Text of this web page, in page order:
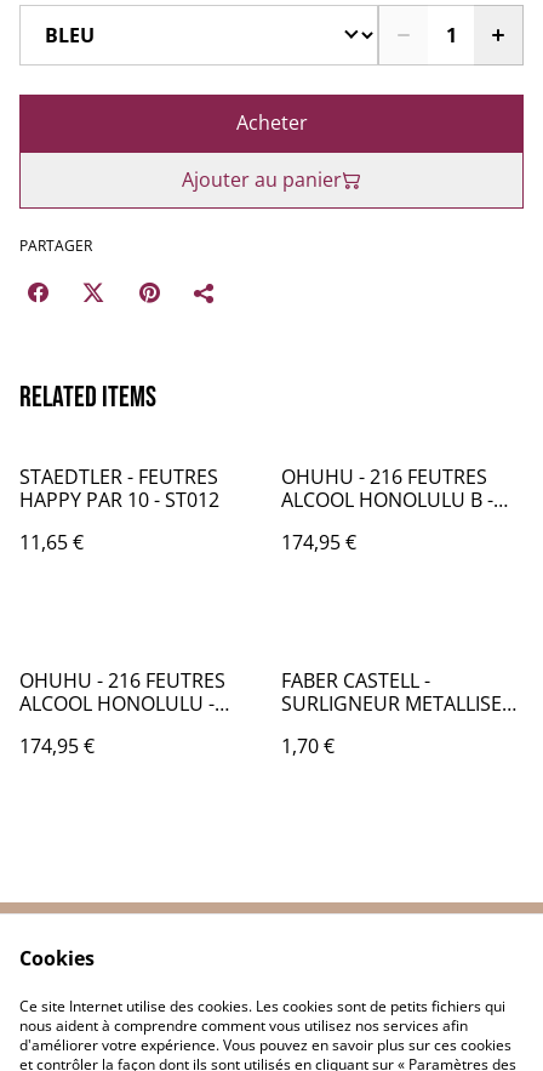
Acheter
Ajouter au panier
PARTAGER
Related items
STAEDTLER - FEUTRES
HAPPY PAR 10 - ST012
11,65 €
OHUHU - 216 FEUTRES
ALCOOL HONOLULU B -
PINCEAU ET FINE - OH004
174,95 €
OHUHU - 216 FEUTRES
ALCOOL HONOLULU -
PINCEAU ET BISEAU -
174,95 €
FABER CASTELL -
SURLIGNEUR METALLISE
1,70 €
Politique de
confidentialité
Politique de cookies
Cookies
Ce site Internet utilise des cookies. Les cookies sont de petits fichiers qui
nous aident à comprendre comment vous utilisez nos services afin
d'améliorer votre expérience. Vous pouvez en savoir plus sur ces cookies
et contrôler la façon dont ils sont utilisés en cliquant sur « Paramètres des